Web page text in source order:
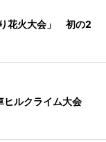
花火大会」 初の2
ヒルクライム大会